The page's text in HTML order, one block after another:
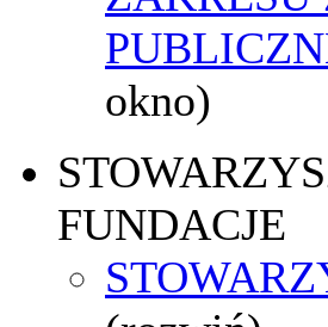
okno)
FUNDACJE